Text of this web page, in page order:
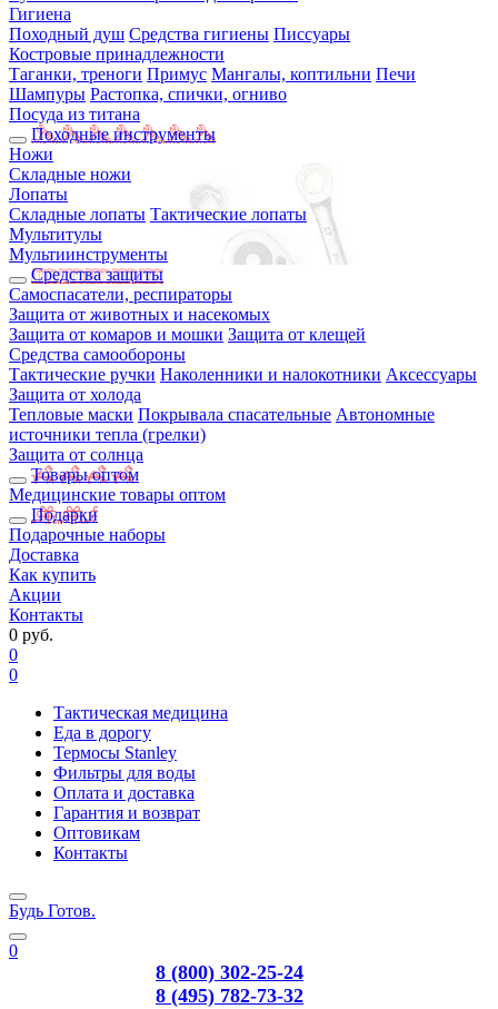
Гигиена
Походный душ Средства гигиены Писсуары
Костровые принадлежности
Таганки, треноги Примус Мангалы, коптильни Печи
Шампуры Растопка, спички, огниво
Посуда из титана
Походные инструменты
Ножи
Складные ножи
Лопаты
Складные лопаты Тактические лопаты
Мультитулы
Мультиинструменты
Средства защиты
Самоспасатели, респираторы
Защита от животных и насекомых
Защита от комаров и мошки Защита от клещей
Средства самообороны
Тактические ручки Наколенники и налокотники Аксессуары
Защита от холода
Тепловые маски Покрывала спасательные Автономные
источники тепла (грелки)
Защита от солнца
Товары оптом
Медицинские товары оптом
Подарки
Подарочные наборы
Доставка
Как купить
Акции
Контакты
0 руб.
0
0
Тактическая медицина
Еда в дорогу
Термосы Stanley
Фильтры для воды
Оплата и доставка
Гарантия и возврат
Оптовикам
Контакты
Будь Готов.
0
8 (800) 302-25-24
8 (495) 782-73-32